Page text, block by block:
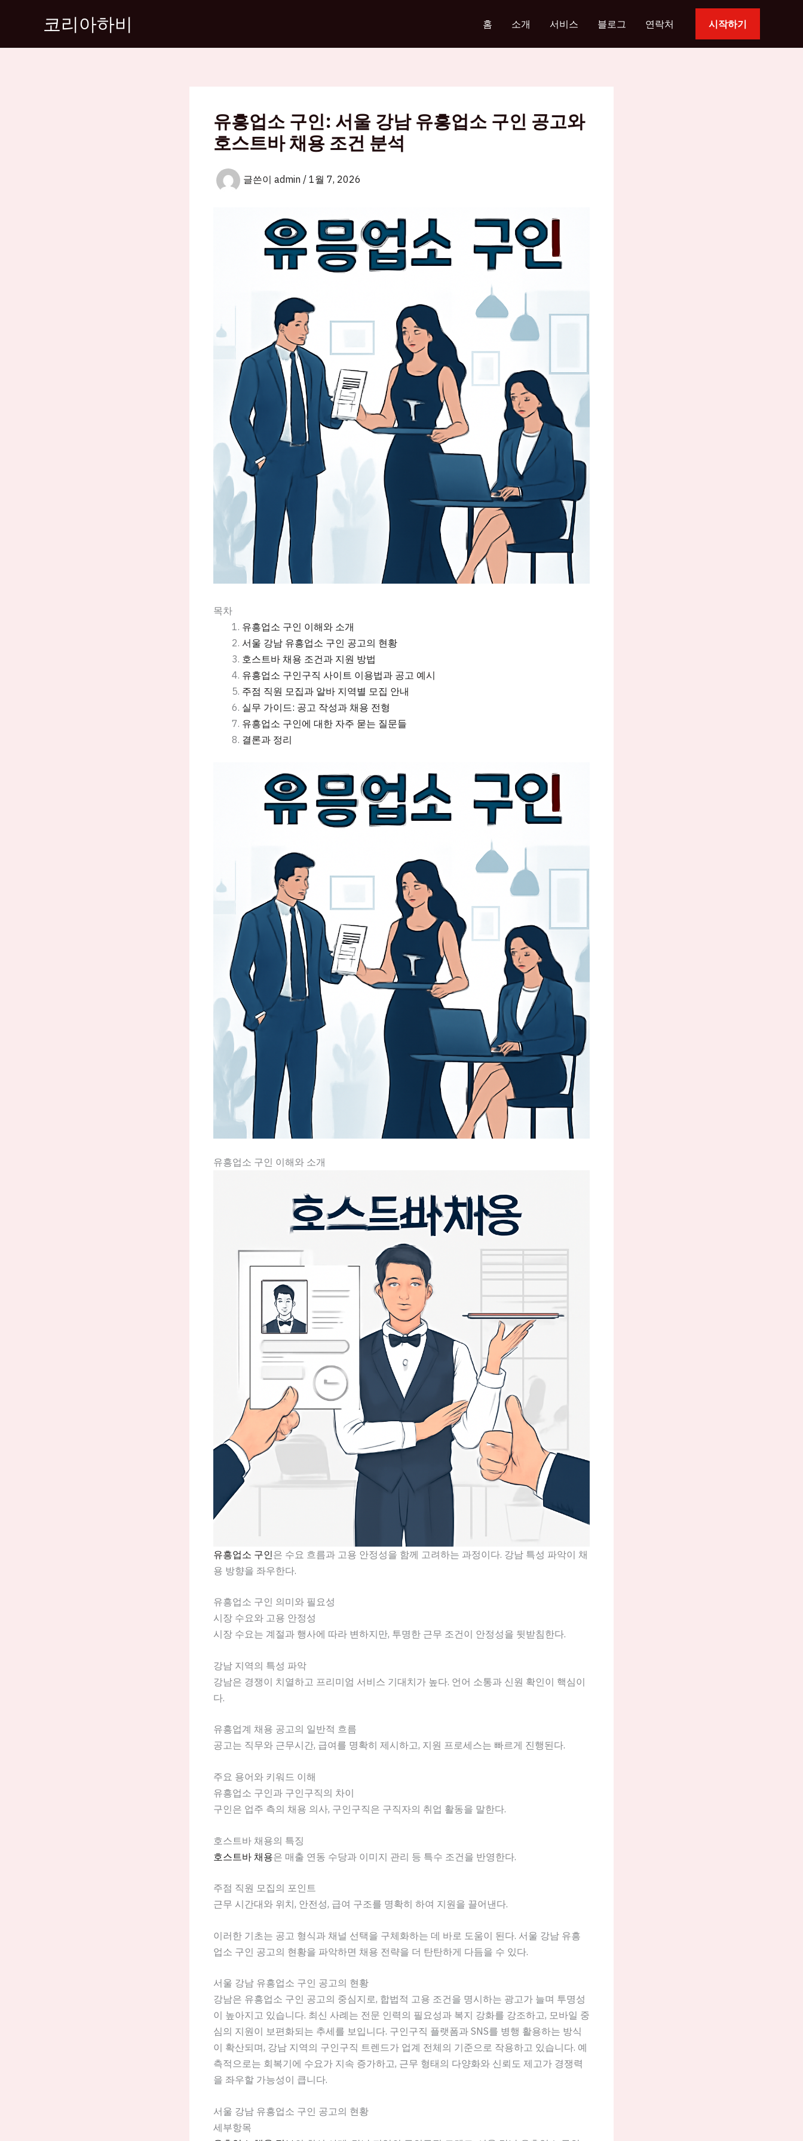
코리아하비 홈 소개 서비스 블로그 연락처 시작하기
유흥업소 구인: 서울 강남 유흥업소 구인 공고와
호스트바 채용 조건 분석
글쓴이 admin / 1월 7, 2026
목차
유흥업소 구인 이해와 소개
서울 강남 유흥업소 구인 공고의 현황
호스트바 채용 조건과 지원 방법
유흥업소 구인구직 사이트 이용법과 공고 예시
주점 직원 모집과 알바 지역별 모집 안내
실무 가이드: 공고 작성과 채용 전형
유흥업소 구인에 대한 자주 묻는 질문들
결론과 정리
유흥업소 구인 이해와 소개
유흥업소 구인은 수요 흐름과 고용 안정성을 함께 고려하는 과정이다. 강남 특성 파악이 채
용 방향을 좌우한다.
유흥업소 구인 의미와 필요성
시장 수요와 고용 안정성
시장 수요는 계절과 행사에 따라 변하지만, 투명한 근무 조건이 안정성을 뒷받침한다.
강남 지역의 특성 파악
강남은 경쟁이 치열하고 프리미엄 서비스 기대치가 높다. 언어 소통과 신원 확인이 핵심이
다.
유흥업계 채용 공고의 일반적 흐름
공고는 직무와 근무시간, 급여를 명확히 제시하고, 지원 프로세스는 빠르게 진행된다.
주요 용어와 키워드 이해
유흥업소 구인과 구인구직의 차이
구인은 업주 측의 채용 의사, 구인구직은 구직자의 취업 활동을 말한다.
호스트바 채용의 특징
호스트바 채용은 매출 연동 수당과 이미지 관리 등 특수 조건을 반영한다.
주점 직원 모집의 포인트
근무 시간대와 위치, 안전성, 급여 구조를 명확히 하여 지원을 끌어낸다.
이러한 기초는 공고 형식과 채널 선택을 구체화하는 데 바로 도움이 된다. 서울 강남 유흥
업소 구인 공고의 현황을 파악하면 채용 전략을 더 탄탄하게 다듬을 수 있다.
서울 강남 유흥업소 구인 공고의 현황
강남은 유흥업소 구인 공고의 중심지로, 합법적 고용 조건을 명시하는 광고가 늘며 투명성
이 높아지고 있습니다. 최신 사례는 전문 인력의 필요성과 복지 강화를 강조하고, 모바일 중
심의 지원이 보편화되는 추세를 보입니다. 구인구직 플랫폼과 SNS를 병행 활용하는 방식
이 확산되며, 강남 지역의 구인구직 트렌드가 업계 전체의 기준으로 작용하고 있습니다. 예
측적으로는 회복기에 수요가 지속 증가하고, 근무 형태의 다양화와 신뢰도 제고가 경쟁력
을 좌우할 가능성이 큽니다.
서울 강남 유흥업소 구인 공고의 현황
세부항목